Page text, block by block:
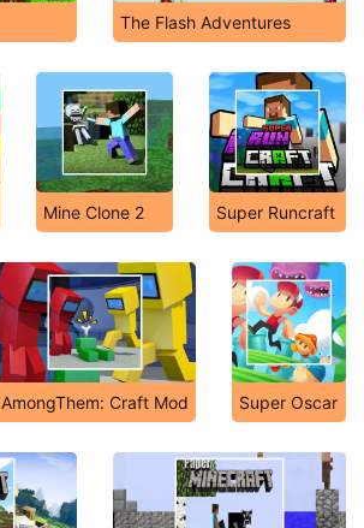
The Flash Adventures
Mine Clone 2 Super Runcraft
AmongThem: Craft Mod Super Oscar